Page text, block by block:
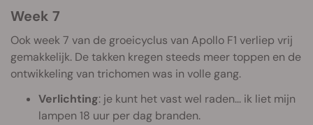
Week 7
Ook week 7 van de groeicyclus van Apollo F1 verliep vrij
gemakkelijk. De takken kregen steeds meer toppen en de
ontwikkeling van trichomen was in volle gang.
Verlichting: je kunt het vast wel raden... ik liet mijn
lampen 18 uur per dag branden.